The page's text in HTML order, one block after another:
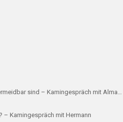
sind – Kamingespräch mit Alma…
– Kamingespräch mit Hermann